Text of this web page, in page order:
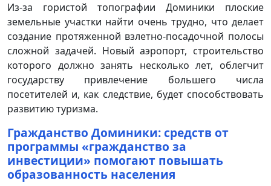
Из-за гористой топографии Доминики плоские
земельные участки найти очень трудно, что делает
создание протяженной взлетно-посадочной полосы
сложной задачей. Новый аэропорт, строительство
которого должно занять несколько лет, облегчит
государству привлечение большего числа
посетителей и, как следствие, будет способствовать
развитию туризма.
Гражданство Доминики: средств от
программы «гражданство за
инвестиции» помогают повышать
образованность населения